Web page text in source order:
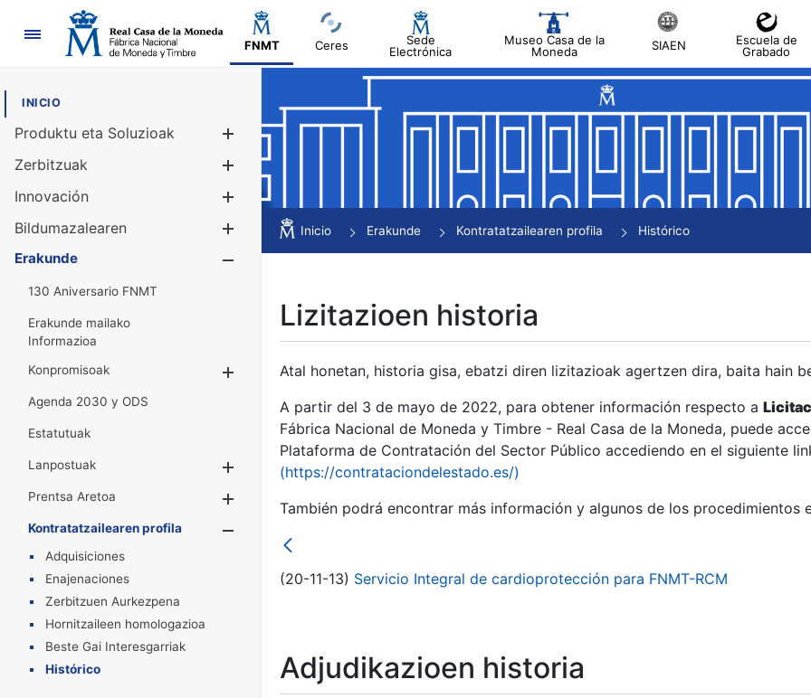
Nabigazioa
FNMT Ceres
Sede
Electrónica
Museo Casa de la
Moneda
SIAEN
Escuela de
Grabado
INICIO
Produktu eta Soluzioak
Erakutsi/Ezkutatu
Zerbitzuak
Innovación
Bildumazalearen
Erakutsi/Ezkutatu
Erakunde
130 Aniversario FNMT
Erakunde mailako
Informazioa
Konpromisoak
Erakutsi/Ezkutatu
Agenda 2030 y ODS
Estatutuak
Lanpostuak
Erakutsi/Ezkutatu
Prentsa Aretoa
Erakutsi/Ezkutatu
Kontratatzailearen profila
Adquisiciones
Enajenaciones
Zerbitzuen Aurkezpena
Hornitzaileen homologazioa
Beste Gai Interesgarriak
Histórico
Inicio Erakunde Kontratatzailearen profila Histórico
Lizitazioen historia
Atal honetan, historia gisa, ebatzi diren lizitazioak agertzen dira, baita hain
A partir del 3 de mayo de 2022, para obtener información respecto a
Fábrica Nacional de Moneda y Timbre - Real Casa de la Moneda, puede
Plataforma de Contratación del Sector Público accediendo en el siguiente
(https://contrataciondelestado.es/)
También podrá encontrar más información y algunos de los procedimientos
(20-11-13) Servicio Integral de cardioprotección para FNMT-RCM
Adjudikazioen historia